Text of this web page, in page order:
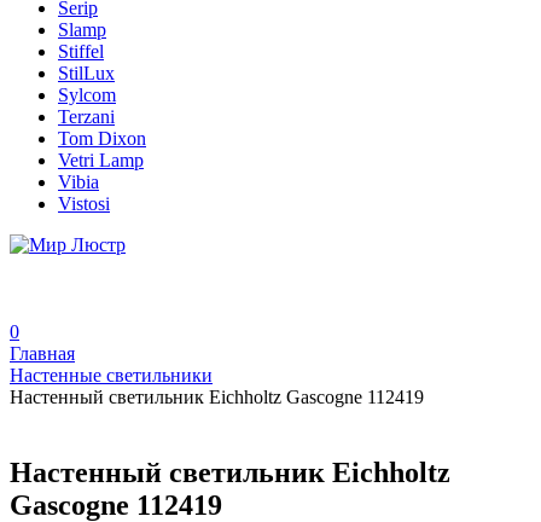
Serip
Slamp
Stiffel
StilLux
Sylcom
Terzani
Tom Dixon
Vetri Lamp
Vibia
Vistosi
0
Главная
Настенные светильники
Настенный светильник Eichholtz Gascogne 112419
Настенный светильник Eichholtz
Gascogne 112419